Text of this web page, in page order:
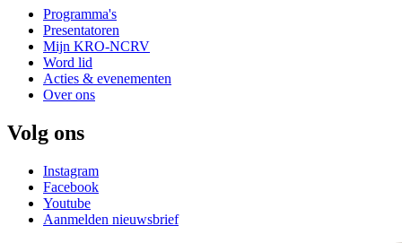
Programma's
Presentatoren
Mijn KRO-NCRV
Word lid
Acties & evenementen
Over ons
Volg ons
Instagram
Facebook
Youtube
Aanmelden nieuwsbrief